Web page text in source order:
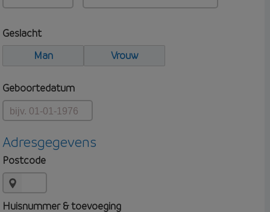
Geslacht
Man
Vrouw
Geboortedatum
Adresgegevens
Postcode
Huisnummer & toevoeging